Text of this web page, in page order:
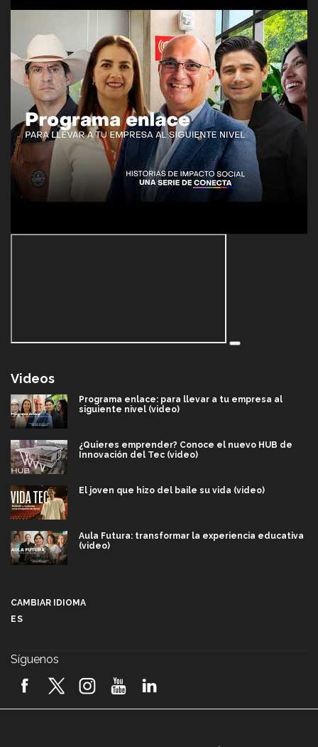
Videos
Programa enlace: para llevar a tu empresa al
siguiente nivel (video)
¿Quieres emprender? Conoce el nuevo HUB de
Innovación del Tec (video)
El joven que hizo del baile su vida (video)
Aula Futura: transformar la experiencia educativa
(video)
2026! (video)
CAMBIAR IDIOMA
ES
Síguenos